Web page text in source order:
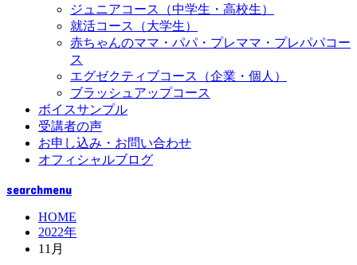
ジュニアコース（中学生・高校生）
就活コース（大学生）
赤ちゃんのママ・パパ・プレママ・プレパパコー
ス
エグゼクティブコース（企業・個人）
ブラッシュアップコース
ボイスサンプル
受講者の声
お申し込み・お問い合わせ
オフィシャルブログ
searchmenu
HOME
2022年
11月